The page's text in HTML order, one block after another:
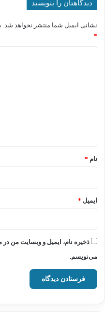
دیدگاهتان را بنویسید
نشانی ایمیل شما منتشر نخواهد شد.
*
نام *
ایمیل *
ذخیره نام، ایمیل و وبسایت من در
می‌نویسم.